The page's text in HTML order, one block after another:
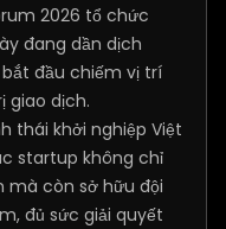
2026 tổ chức
đang dần dịch
bắt đầu chiếm vị trí
giao dịch.
thái khởi nghiệp Việt
startup không chỉ
mà còn sở hữu đội
đủ sức giải quyết